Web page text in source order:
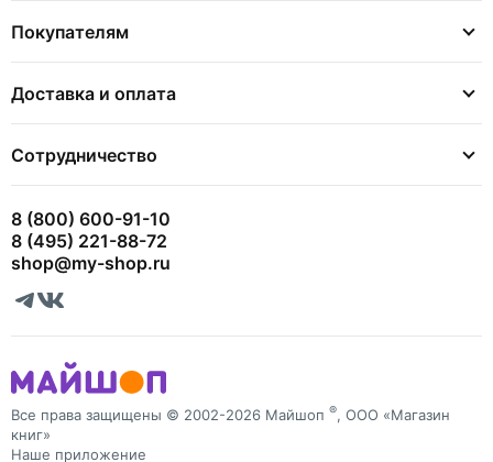
Покупателям
Доставка и оплата
Сотрудничество
8 (800) 600-91-10
8 (495) 221-88-72
shop@my-shop.ru
Все права защищены © 2002-2026 Майшоп ®, ООО «Магазин
книг»
Наше приложение